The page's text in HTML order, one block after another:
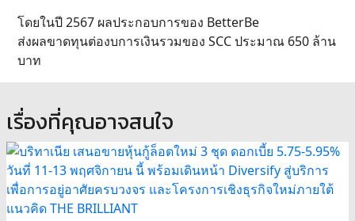
โดยในปี 2567 ผลประกอบการของ BetterBe
ส่งผลขาดทุนต่องบการเงินรวมของ SCC ประมาณ 650 ล้าน
บาท
เรื่องที่คุณอาจสนใจ